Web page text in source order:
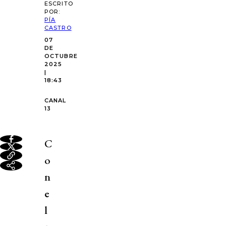
ESCRITO
POR:
PÍA
CASTRO
07
DE
OCTUBRE
2025
|
18:43
CANAL
13
C
o
n
e
l